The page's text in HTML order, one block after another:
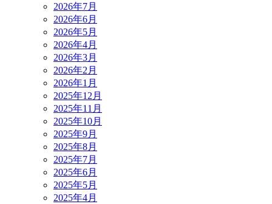
2026年7月
2026年6月
2026年5月
2026年4月
2026年3月
2026年2月
2026年1月
2025年12月
2025年11月
2025年10月
2025年9月
2025年8月
2025年7月
2025年6月
2025年5月
2025年4月